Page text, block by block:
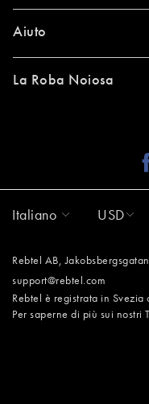
Aiuto
La Roba Noiosa
Italiano USD
Rebtel AB,
support@rebtel.com
Rebtel è registrata in
Per saperne di più sui nostri